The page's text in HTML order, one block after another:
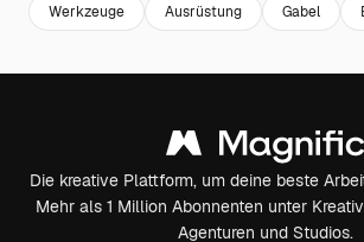
Werkzeuge Ausrüstung Gabel
Die kreative Plattform, um deine beste
Mehr als 1 Million Abonnenten unter
Agenturen und Studios.